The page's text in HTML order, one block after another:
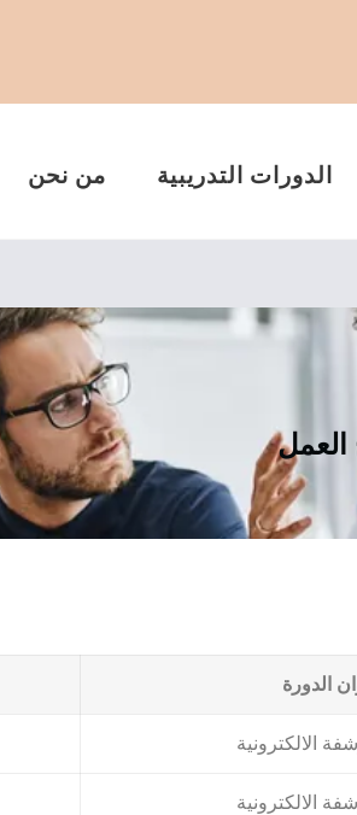
من نحن الدورات التدريبية
العمل
الدورة
الالكترونية
الالكترونية